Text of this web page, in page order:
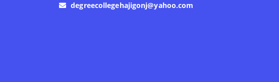
degreecollegehajigonj@yahoo.com